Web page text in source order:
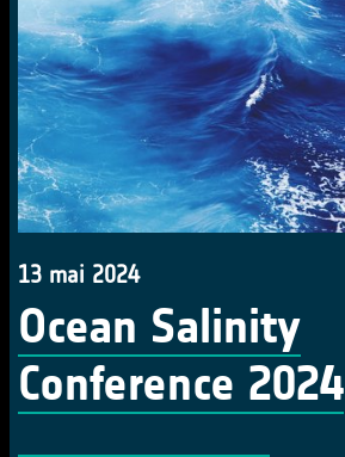
13 mai 2024
Ocean Salinity
Conference 2024